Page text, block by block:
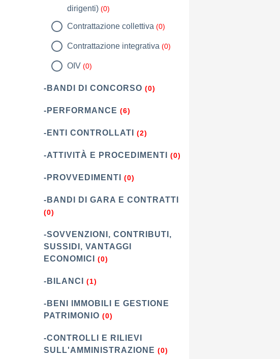
dirigenti) (0)
Contrattazione collettiva (0)
Contrattazione integrativa (0)
OIV (0)
-BANDI DI CONCORSO (0)
-PERFORMANCE (6)
-ENTI CONTROLLATI (2)
-ATTIVITÀ E PROCEDIMENTI (0)
-PROVVEDIMENTI (0)
-BANDI DI GARA E CONTRATTI
(0)
-SOVVENZIONI, CONTRIBUTI,
SUSSIDI, VANTAGGI
ECONOMICI
(0)
-BILANCI (1)
-BENI IMMOBILI E GESTIONE
PATRIMONIO (0)
-CONTROLLI E RILIEVI
SULL'AMMINISTRAZIONE (0)